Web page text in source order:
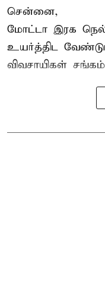
சென்னை,
மோட்டா இரக
உயர்த்திட
விவசாயிகள் சங்கம்